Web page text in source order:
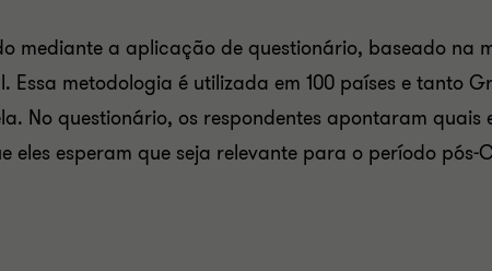
mediante a aplicação de questionário, baseado
Essa metodologia é utilizada em 100 países e tanto
No questionário, os respondentes apontaram
eles esperam que seja relevante para o período pós-